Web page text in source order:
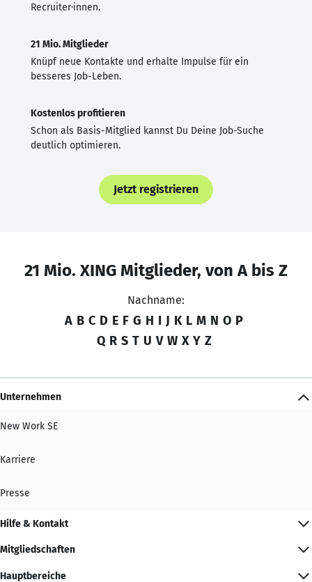
Recruiter·innen.
21 Mio. Mitglieder
Knüpf neue Kontakte und erhalte Impulse für ein
besseres Job-Leben.
Kostenlos profitieren
Schon als Basis-Mitglied kannst Du Deine Job-Suche
deutlich optimieren.
Jetzt registrieren
21 Mio. XING Mitglieder, von A bis Z
Nachname:
A B C D E F G H I J K L M N O P
Q R S T U V W X Y Z
Unternehmen
New Work SE
Karriere
Presse
Hilfe & Kontakt
Mitgliedschaften
Hauptbereiche